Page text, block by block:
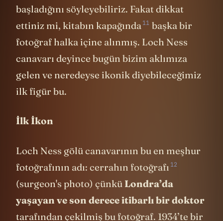
avcılığı”nın işte bu ilk fotoğraf ve ilk kitapla
başladığını söyleyebiliriz. Fakat dikkat
ettiniz mi, kitabınkapağında 11 başka bir
fotoğraf halka içine alınmış. Loch Ness
canavarı deyince bugün bizim aklımıza
gelen ve neredeyse ikonik diyebileceğimiz
Loch Ness gölü canavarının bu en meşhur
fotoğrafının adı:cerrahın fotoğrafı
(surgeon's photo) çünküLondra’da
yaşayan ve son derece itibarlı bir doktor